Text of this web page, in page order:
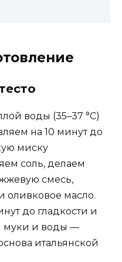
воды (35–37 °C)
на 10 минут до
миску
соль, делаем
смесь,
оливковое масло.
до гладкости и
муки и воды —
итальянской